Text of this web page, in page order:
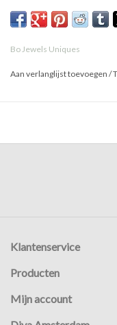
Bo Jewels Uniques
Aan verlanglijst toevoegen /
Klantenservice
Producten
Mijn account